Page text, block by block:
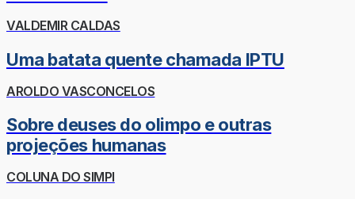
VALDEMIR CALDAS
Uma batata quente chamada IPTU
AROLDO VASCONCELOS
Sobre deuses do olimpo e outras
projeções humanas
COLUNA DO SIMPI